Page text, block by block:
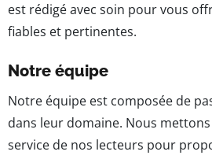
est rédigé avec soin pour vous
fiables et pertinentes.
Notre équipe
Notre équipe est composée de
dans leur domaine. Nous
service de nos lecteurs pour